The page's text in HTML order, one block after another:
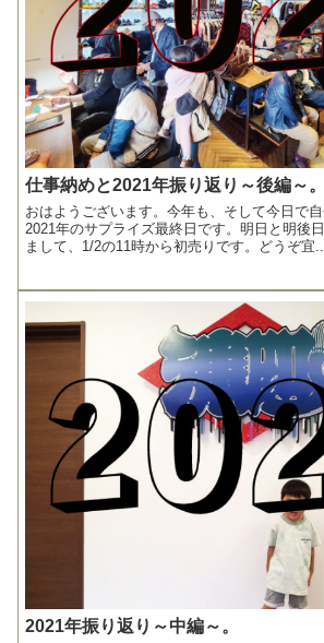
仕事納めと2021年振り返り～後編～。
おはようございます。今年も、そして今日で自
2021年のサプライズ最終日です。明日と明後
まして、1/2の11時から初売りです。どうぞ宜
2021年振り返り～中編～。